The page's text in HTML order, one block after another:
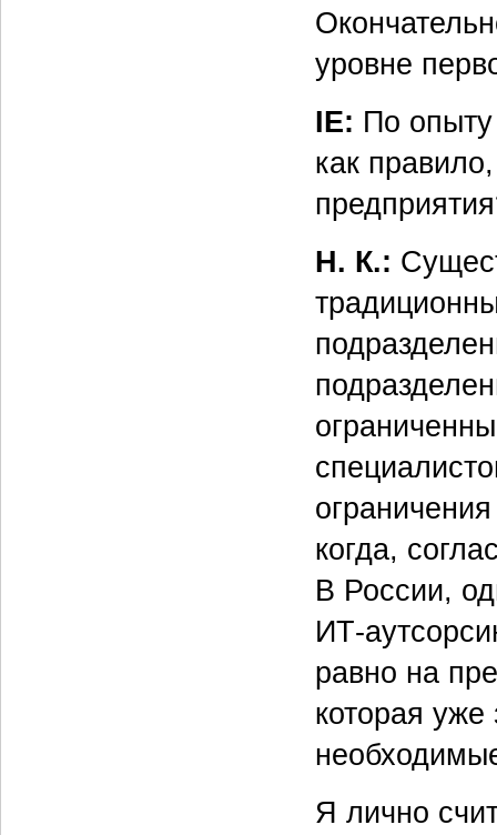
уровне
IE: По
как
Н. К.:
когда,
В России,
ИТ-
равно на
которая уже
Я лично